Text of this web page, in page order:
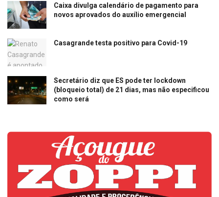
Caixa divulga calendário de pagamento para
novos aprovados do auxílio emergencial
Casagrande testa positivo para Covid-19
Secretário diz que ES pode ter lockdown
(bloqueio total) de 21 dias, mas não especificou
como será